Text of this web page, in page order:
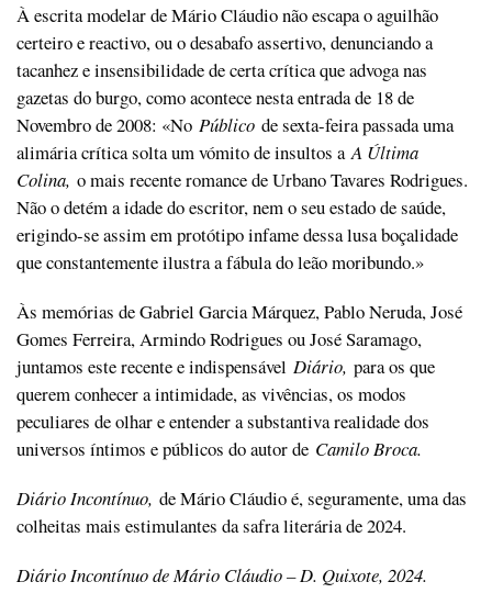
À escrita modelar de Mário Cláudio não escapa o aguilhão
certeiro e reactivo, ou o desabafo assertivo, denunciando a
tacanhez e insensibilidade de certa crítica que advoga nas
gazetas do burgo, como acontece nesta entrada de 18 de
Novembro de 2008: «No Público de sexta-feira passada uma
alimária crítica solta um vómito de insultos aA Última
Colina, o mais recente romance de Urbano Tavares Rodrigues.
Não o detém a idade do escritor, nem o seu estado de saúde,
erigindo-se assim em protótipo infame dessa lusa boçalidade
que constantemente ilustra a fábula do leão moribundo.»
Às memórias de Gabriel Garcia Márquez, Pablo Neruda, José
Gomes Ferreira, Armindo Rodrigues ou José Saramago,
juntamos este recente e indispensável Diário, para os que
querem conhecer a intimidade, as vivências, os modos
peculiares de olhar e entender a substantiva realidade dos
universos íntimos e públicos do autor de Camilo Broca.
Diário Incontínuo, de Mário Cláudio é, seguramente, uma das
colheitas mais estimulantes da safra literária de 2024.
Diário Incontínuo de Mário Cláudio – D. Quixote, 2024.